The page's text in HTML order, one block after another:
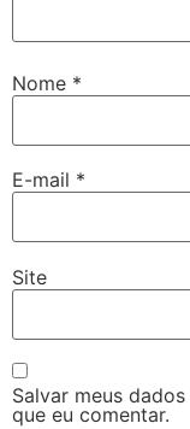
Nome *
E-mail *
Site
Salvar meus
que eu comentar.